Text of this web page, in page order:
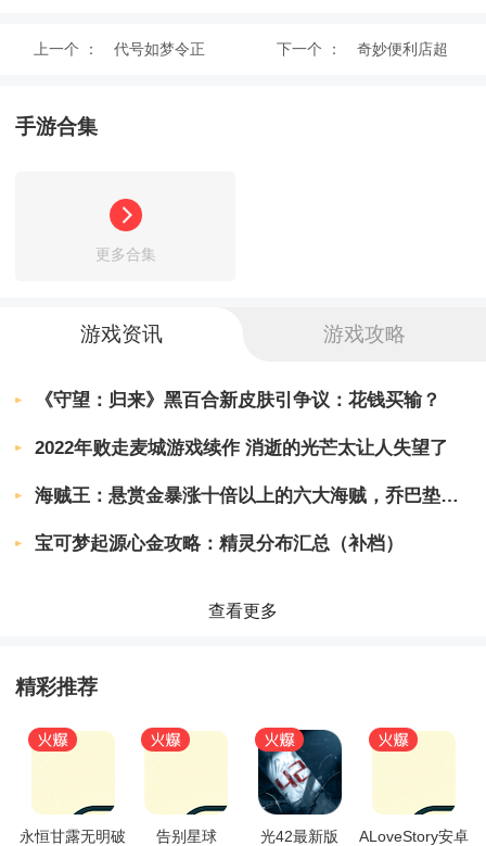
游戏特色
1、如果你是地球上最后的幸存者，你会做出什么
来追忆你们青春最美好的时光;
3、游戏中的每个故事情节玩家都可以自由的塑
和每一个人好好的告别，本身的流程也不是很长
独特的昏暗的游戏画风背景，有种黑色致郁的感觉
轻松简单的横版街机的操作方式，拥有丰富的剧情
上一个 ： 代号如梦令正 下一个 ： 奇妙便利店超
手游合集
更多合集
游戏资讯 游戏攻略
《守望：归来》黑百合新皮肤引争议：花钱买输？
2022年败走麦城游戏续作 消逝的光芒太让人失望了
海贼王：悬赏金暴涨十倍以上的六大海贼，乔巴垫底，巴基只能第2
宝可梦起源心金攻略：精灵分布汇总（补档）
查看更多
精彩推荐
永恒甘露无明破
告别星球 光42最新版
ALoveStory安卓